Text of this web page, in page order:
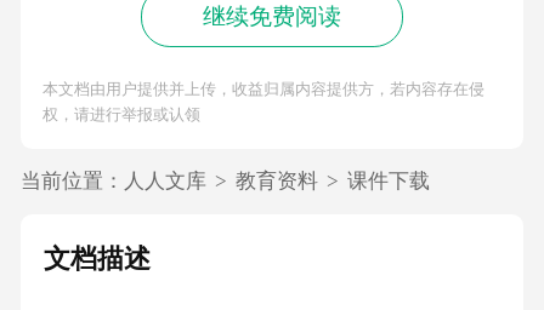
继续免费阅读
本文档由用户提供并上传，收益归属内容提供方，若内容存在侵
权，请进行举报或认领
当前位置： 人人文库 > 教育资料 > 课件下载
文档描述